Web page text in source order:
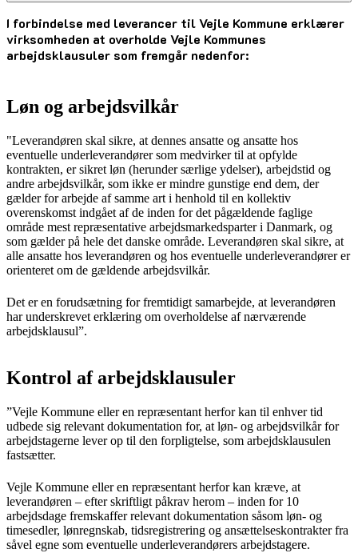
I forbindelse med leverancer til Vejle Kommune erklærer
virksomheden at overholde Vejle Kommunes
arbejdsklausuler som fremgår nedenfor:
Løn og arbejdsvilkår
"Leverandøren skal sikre, at dennes ansatte og ansatte hos
eventuelle underleverandører som medvirker til at opfylde
kontrakten, er sikret løn (herunder særlige ydelser), arbejdstid og
andre arbejdsvilkår, som ikke er mindre gunstige end dem, der
gælder for arbejde af samme art i henhold til en kollektiv
overenskomst indgået af de inden for det pågældende faglige
område mest repræsentative arbejdsmarkedsparter i Danmark, og
som gælder på hele det danske område. Leverandøren skal sikre, at
alle ansatte hos leverandøren og hos eventuelle underleverandører er
orienteret om de gældende arbejdsvilkår.
Det er en forudsætning for fremtidigt samarbejde, at leverandøren
har underskrevet erklæring om overholdelse af nærværende
arbejdsklausul”.
Kontrol af arbejdsklausuler
”Vejle Kommune eller en repræsentant herfor kan til enhver tid
udbede sig relevant dokumentation for, at løn- og arbejdsvilkår for
arbejdstagerne lever op til den forpligtelse, som arbejdsklausulen
fastsætter.
Vejle Kommune eller en repræsentant herfor kan kræve, at
leverandøren – efter skriftligt påkrav herom – inden for 10
arbejdsdage fremskaffer relevant dokumentation såsom løn- og
timesedler, lønregnskab, tidsregistrering og ansættelseskontrakter fra
såvel egne som eventuelle underleverandørers arbejdstagere.